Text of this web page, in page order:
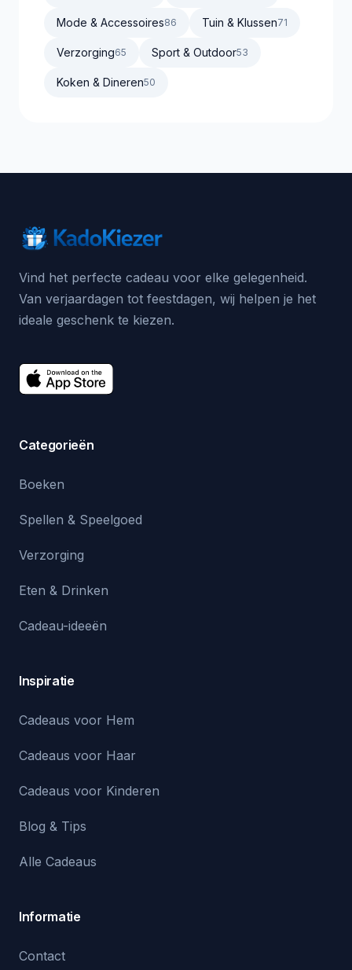
Mode & Accessoires86 Tuin & Klussen71
Verzorging65 Sport & Outdoor53
Koken & Dineren50
Vind het perfecte cadeau voor elke gelegenheid.
Van verjaardagen tot feestdagen, wij helpen je het
ideale geschenk te kiezen.
Categorieën
Boeken
Spellen & Speelgoed
Verzorging
Eten & Drinken
Cadeau-ideeën
Inspiratie
Cadeaus voor Hem
Cadeaus voor Haar
Cadeaus voor Kinderen
Blog & Tips
Alle Cadeaus
Informatie
Contact